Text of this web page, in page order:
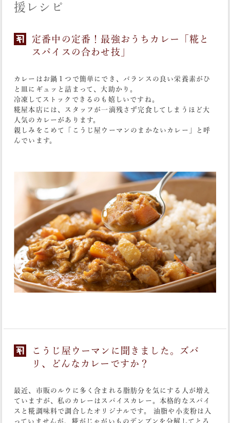
援レシピ
定番中の定番！最強おうちカレー「糀と
スパイスの合わせ技」
カレーはお鍋１つで簡単にでき、バランスの良い栄養素がひ
と皿にギュッと詰まって、大助かり。
冷凍してストックできるのも嬉しいですね。
糀屋本店には、スタッフが一滴残さず完食してしまうほど大
人気のカレーがあります。
親しみをこめて「こうじ屋ウーマンのまかないカレー」と呼
んでいます。
こうじ屋ウーマンに聞きました。ズバ
リ、どんなカレーですか？
最近、市販のルウに多く含まれる脂肪分を気にする人が増え
ていますが、私のカレーはスパイスカレー。本格的なスパイ
スと糀調味料で調合したオリジナルです。 油脂や小麦粉は入
っていませんが、糀がじゃがいものデンプンを分解してとろ